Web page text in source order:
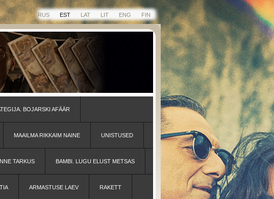
RUS EST LAT LIT ENG FIN
BOJARSKI AFÄÄR
MAAILMA RIKKAIM NAINE UNISTUSED
TARKUS BAMBI. LUGU ELUST METSAS
ARMASTUSE LAEV RAKETT